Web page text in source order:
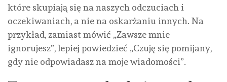
które skupiają się na naszych odczuciach i
oczekiwaniach, a nie na oskarżaniu innych. Na
przykład, zamiast mówić „Zawsze mnie
ignorujesz”, lepiej powiedzieć „Czuję się pomijany,
gdy nie odpowiadasz na moje wiadomości”.